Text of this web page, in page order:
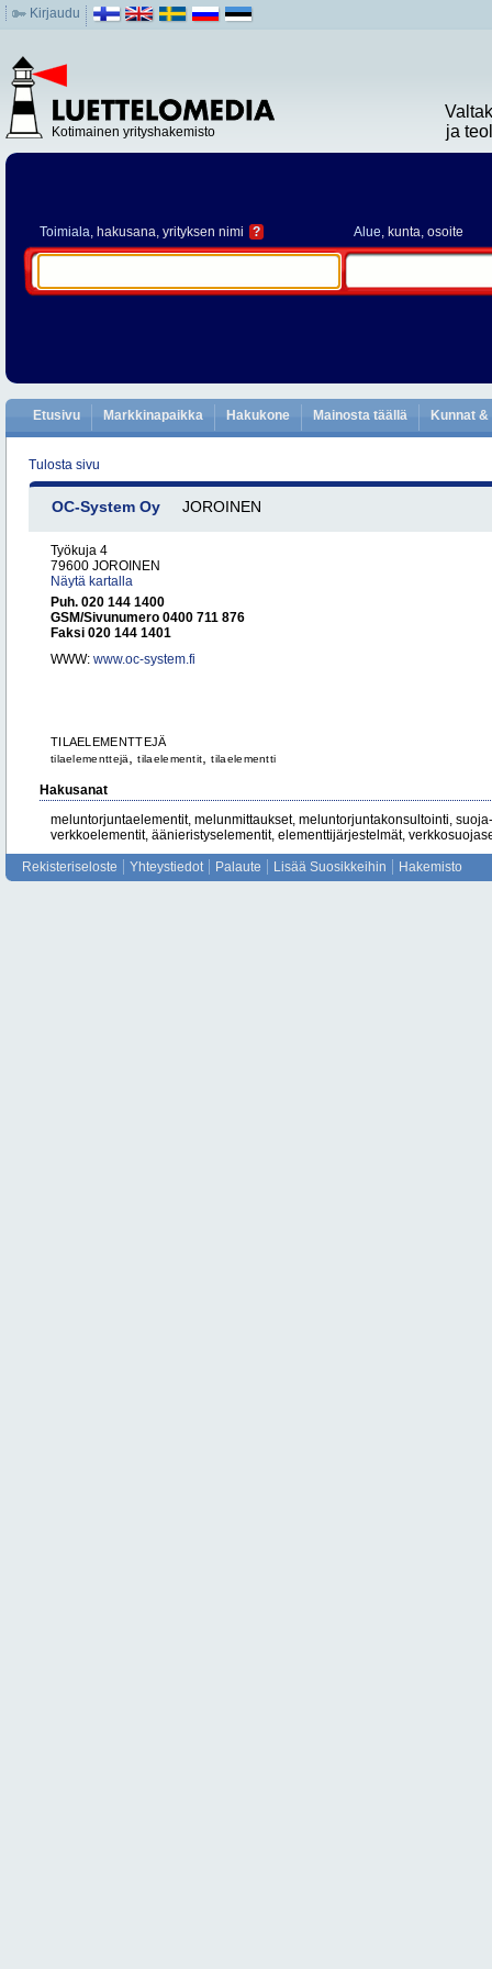
Kirjaudu
Kotimainen yrityshakemisto
ja
Toimiala, hakusana, yrityksen nimi ? Alue, kunta, osoite
Etusivu Markkinapaikka Hakukone Mainosta täällä Kunnat
Tulosta sivu
OC-System Oy JOROINEN
Työkuja 4
79600 JOROINEN
Näytä kartalla
Puh. 020 144 1400
GSM/Sivunumero 0400 711 876
Faksi 020 144 1401
WWW: www.oc-system.fi
TILAELEMENTTEJÄ
tilaelementtejä ,tilaelementit ,tilaelementti
Hakusanat
meluntorjuntaelementit, melunmittaukset, meluntorjuntakonsultointi,
verkkoelementit, äänieristyselementit, elementtijärjestelmät,
Rekisteriseloste Yhteystiedot Palaute Lisää Suosikkeihin Hakemisto